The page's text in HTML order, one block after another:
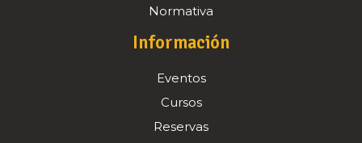
Normativa
Información
Eventos
Cursos
Reservas